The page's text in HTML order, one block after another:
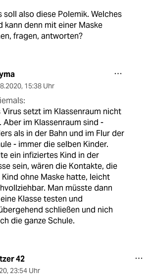
soll also diese Polemik. Welches
kann denn mit einer Maske
fragen, antworten?
, 15:38 Uhr
Virus setzt im Klassenraum nicht
Aber im Klassenraum sind -
als in der Bahn und im Flur der
- immer die selben Kinder.
ein infiziertes Kind in der
sein, wären die Kontakte, die
Kind ohne Maske hatte, leicht
Man müsste dann
Klasse testen und
schließen und nich
die ganze Schule.
42
, 23:54 Uhr